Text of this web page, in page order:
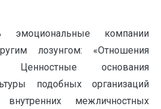
компании
лозунгом: «Отношения
Ценностные основания
подобных организаций
межличностных